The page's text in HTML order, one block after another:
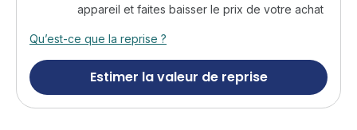
appareil et faites baisser le prix de votre achat
Qu’est-ce que la reprise ?
Estimer la valeur de reprise